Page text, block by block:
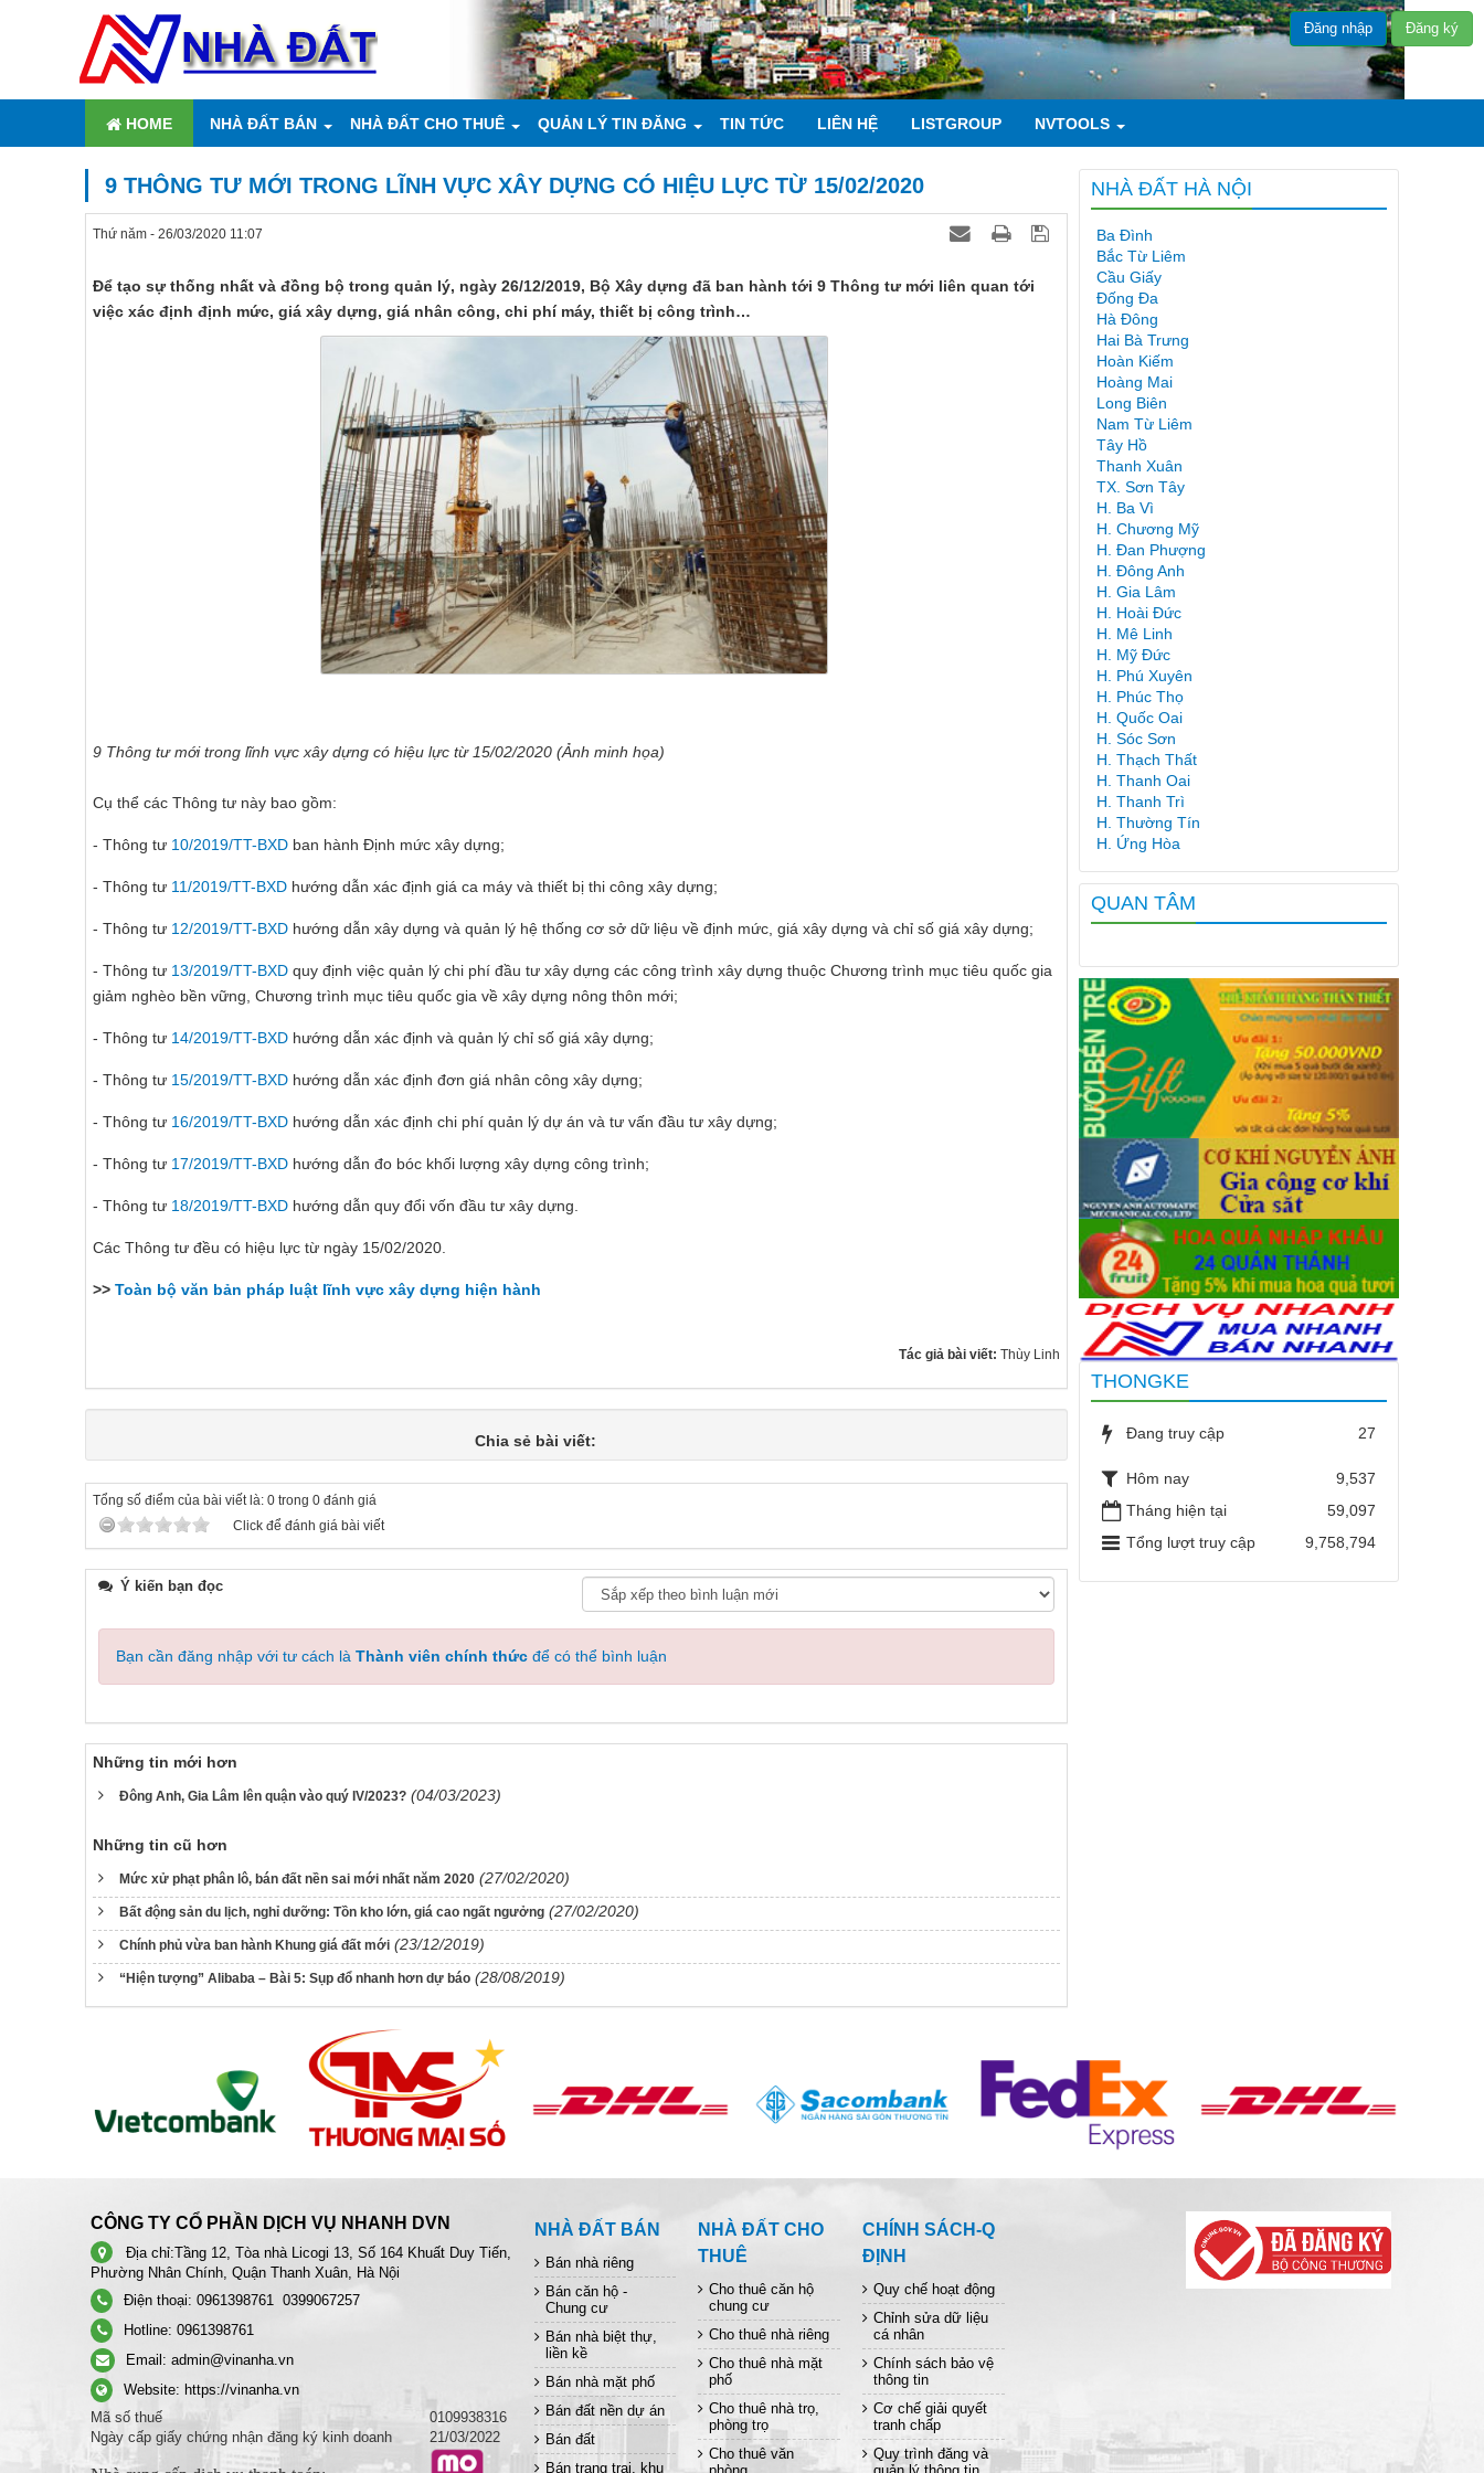
Đăng nhập Đăng ký
HOME NHÀ ĐẤT BÁN NHÀ ĐẤT CHO THUÊ QUẢN LÝ TIN ĐĂNG TIN TỨC LIÊN HỆ LISTGROUP NVTOOLS
9 THÔNG TƯ MỚI TRONG LĨNH VỰC XÂY DỰNG CÓ HIỆU LỰC TỪ 15/02/2020
Thứ năm - 26/03/2020 11:07
Để tạo sự thống nhất và đồng bộ trong quản lý, ngày 26/12/2019, Bộ Xây dựng đã ban hành tới 9 Thông tư mới liên quan tới
việc xác định định mức, giá xây dựng, giá nhân công, chi phí máy, thiết bị công trình…
9 Thông tư mới trong lĩnh vực xây dựng có hiệu lực từ 15/02/2020 (Ảnh minh họa)
Cụ thể các Thông tư này bao gồm:
- Thông tư 10/2019/TT-BXD ban hành Định mức xây dựng;
- Thông tư 11/2019/TT-BXD hướng dẫn xác định giá ca máy và thiết bị thi công xây dựng;
- Thông tư 12/2019/TT-BXD hướng dẫn xây dựng và quản lý hệ thống cơ sở dữ liệu về định mức, giá xây dựng và chỉ số giá xây dựng;
- Thông tư 13/2019/TT-BXD quy định việc quản lý chi phí đầu tư xây dựng các công trình xây dựng thuộc Chương trình mục tiêu quốc gia
giảm nghèo bền vững, Chương trình mục tiêu quốc gia về xây dựng nông thôn mới;
- Thông tư 14/2019/TT-BXD hướng dẫn xác định và quản lý chỉ số giá xây dựng;
- Thông tư 15/2019/TT-BXD hướng dẫn xác định đơn giá nhân công xây dựng;
- Thông tư 16/2019/TT-BXD hướng dẫn xác định chi phí quản lý dự án và tư vấn đầu tư xây dựng;
- Thông tư 17/2019/TT-BXD hướng dẫn đo bóc khối lượng xây dựng công trình;
- Thông tư 18/2019/TT-BXD hướng dẫn quy đổi vốn đầu tư xây dựng.
Các Thông tư đều có hiệu lực từ ngày 15/02/2020.
>> Toàn bộ văn bản pháp luật lĩnh vực xây dựng hiện hành
Tác giả bài viết: Thùy Linh
Chia sẻ bài viết:
Tổng số điểm của bài viết là: 0 trong 0 đánh giá
Click để đánh giá bài viết
Ý kiến bạn đọc
Bạn cần đăng nhập với tư cách là Thành viên chính thức để có thể bình luận
Những tin mới hơn
Đông Anh, Gia Lâm lên quận vào quý IV/2023? (04/03/2023)
Những tin cũ hơn
Mức xử phạt phân lô, bán đất nền sai mới nhất năm 2020 (27/02/2020)
Bất động sản du lịch, nghỉ dưỡng: Tồn kho lớn, giá cao ngất ngưởng (27/02/2020)
Chính phủ vừa ban hành Khung giá đất mới (23/12/2019)
“Hiện tượng” Alibaba – Bài 5: Sụp đổ nhanh hơn dự báo (28/08/2019)
NHÀ ĐẤT HÀ NỘI
Ba Đình
Bắc Từ Liêm
Cầu Giấy
Đống Đa
Hà Đông
Hai Bà Trưng
Hoàn Kiếm
Hoàng Mai
Long Biên
Nam Từ Liêm
Tây Hồ
Thanh Xuân
TX. Sơn Tây
H. Ba Vì
H. Chương Mỹ
H. Đan Phượng
H. Đông Anh
H. Gia Lâm
H. Hoài Đức
H. Mê Linh
H. Mỹ Đức
H. Phú Xuyên
H. Phúc Thọ
H. Quốc Oai
H. Sóc Sơn
H. Thạch Thất
H. Thanh Oai
H. Thanh Trì
H. Thường Tín
H. Ứng Hòa
QUAN TÂM
THONGKE
Đang truy cập 27
Hôm nay
9,537
Tháng hiện tại
59,097
Tổng lượt truy cập
9,758,794
CÔNG TY CỔ PHẦN DỊCH VỤ NHANH DVN
Địa chỉ:Tầng 12, Tòa nhà Licogi 13, Số 164 Khuất Duy Tiến,
Phường Nhân Chính, Quận Thanh Xuân, Hà Nội
Điện thoại: 0961398761
0399067257
Hotline: 0961398761
Email: admin@vinanha.vn
Website: https://vinanha.vn
Mã số thuế
0109938316
Ngày cấp giấy chứng nhận đăng ký kinh doanh
21/03/2022
NHÀ ĐẤT BÁN
Bán nhà riêng
Bán căn hộ -
Chung cư
Bán nhà biệt thự,
liền kề
Bán nhà mặt phố
Bán đất nền dự án
Bán đất
Bán trang trại, khu
NHÀ ĐẤT CHO
THUÊ
Cho thuê căn hộ
chung cư
Cho thuê nhà riêng
Cho thuê nhà mặt
phố
Cho thuê nhà trọ,
phòng trọ
Cho thuê văn
CHÍNH SÁCH-Q
ĐỊNH
Quy chế hoạt động
Chỉnh sửa dữ liệu
cá nhân
Chính sách bảo vệ
thông tin
Cơ chế giải quyết
tranh chấp
Quy trình đăng và